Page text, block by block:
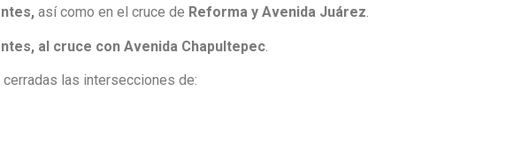
así como en el cruce de Reforma y Avenida Juárez.
al cruce con Avenida Chapultepec
cerradas las intersecciones de: